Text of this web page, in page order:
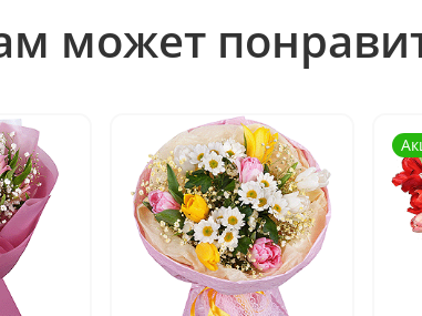
может